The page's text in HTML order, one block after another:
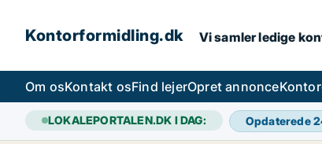
Kontorformidling.dk Vi samler ledige
Om osKontakt osFind lejerOpret annonce
LOKALEPORTALEN.DK I DAG: Opdaterede